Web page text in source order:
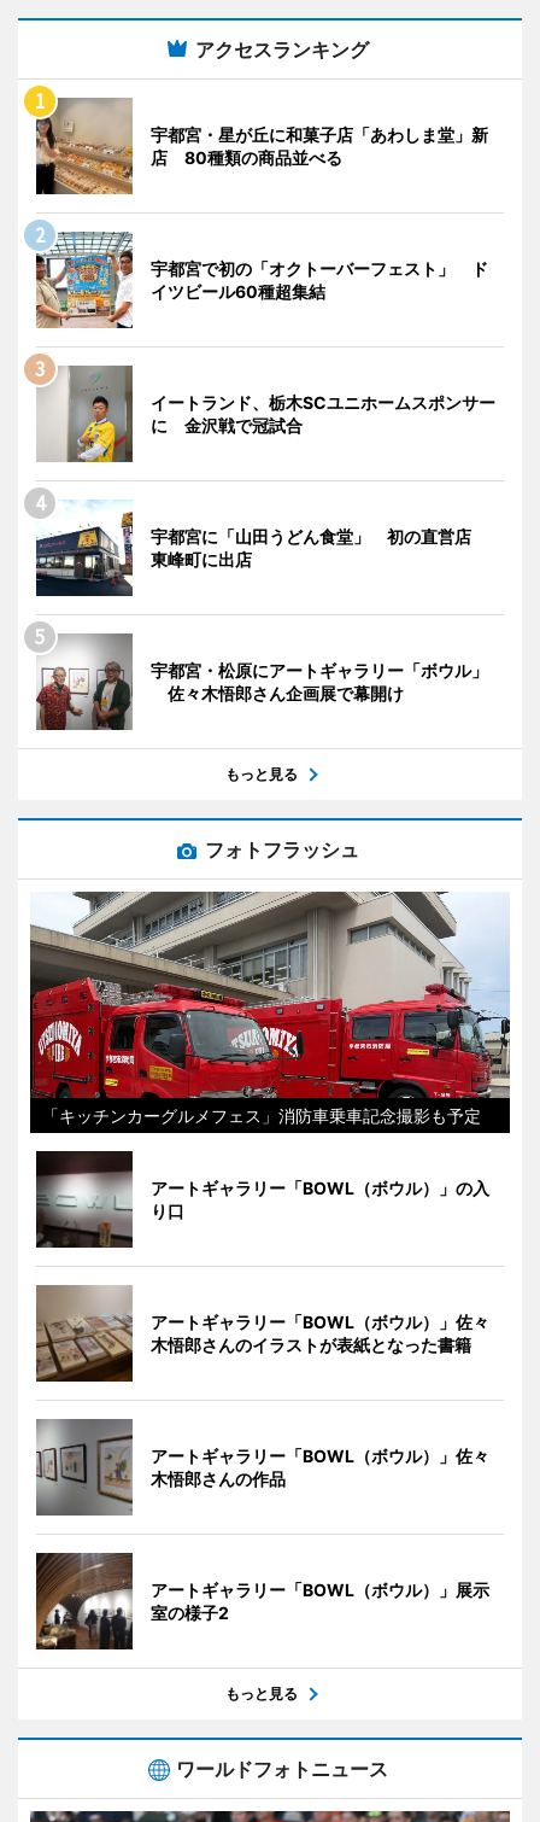
アクセスランキング
宇都宮・星が丘に和菓子店「あわしま堂」新
店 80種類の商品並べる
宇都宮で初の「オクトーバーフェスト」 ド
イツビール60種超集結
イートランド、栃木SCユニホームスポンサー
に 金沢戦で冠試合
宇都宮に「山田うどん食堂」 初の直営店
東峰町に出店
宇都宮・松原にアートギャラリー「ボウル」
佐々木悟郎さん企画展で幕開け
もっと見る
フォトフラッシュ
「キッチンカーグルメフェス」消防車乗車記念撮影も予定
アートギャラリー「BOWL（ボウル）」の入
り口
アートギャラリー「BOWL（ボウル）」佐々
木悟郎さんのイラストが表紙となった書籍
アートギャラリー「BOWL（ボウル）」佐々
木悟郎さんの作品
アートギャラリー「BOWL（ボウル）」展示
室の様子2
もっと見る
ワールドフォトニュース